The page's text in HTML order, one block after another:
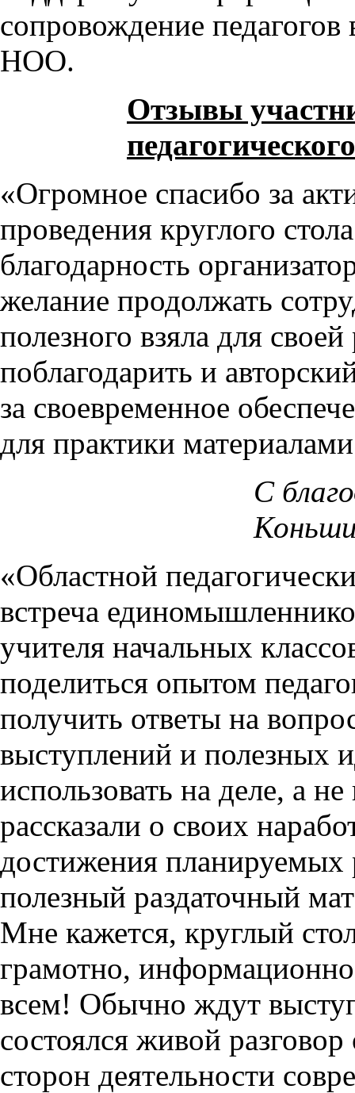
сопровождение
НОО.
Отзывы
«Огромное спасибо за
проведения круглого
благодарность
желание продолжать
полезного взяла для
поблагодарить и
за своевременное
для практики
С
«Областной
встреча
учителя начальных
поделиться опытом
получить ответы на
выступлений и полезных
использовать на деле, а
рассказали о своих
достижения планируемых
полезный раздаточный
Мне кажется, круглый
грамотно,
всем! Обычно ждут
состоялся живой
сторон деятельности